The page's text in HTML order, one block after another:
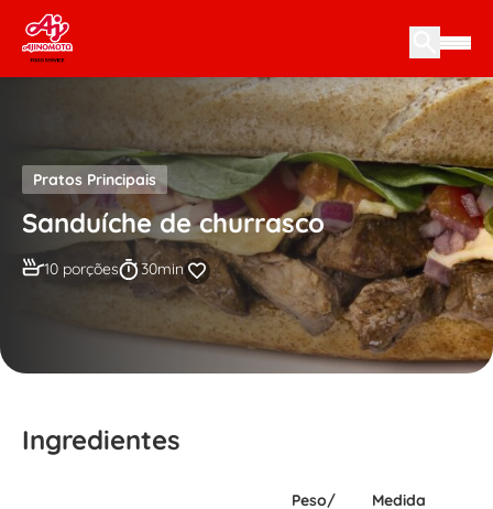
Skip to content
Pratos Principais
Sanduíche de churrasco
10 porções 30min
Ingredientes
Peso/
Medida